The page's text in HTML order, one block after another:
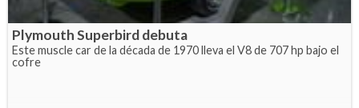
Plymouth Superbird debuta
Este muscle car de la década de 1970 lleva el V8 de 707 hp bajo el
cofre